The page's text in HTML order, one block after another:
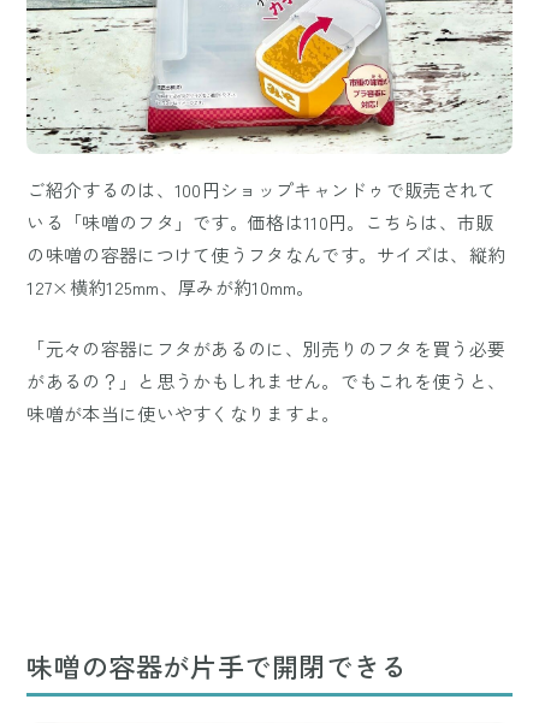
ご紹介するのは、100円ショップキャンドゥで販売されて
いる「味噌のフタ」です。価格は110円。こちらは、市販
の味噌の容器につけて使うフタなんです。サイズは、縦約
127×横約125mm、厚みが約10mm。
「元々の容器にフタがあるのに、別売りのフタを買う必要
があるの？」と思うかもしれません。でもこれを使うと、
味噌が本当に使いやすくなりますよ。
味噌の容器が片手で開閉できる